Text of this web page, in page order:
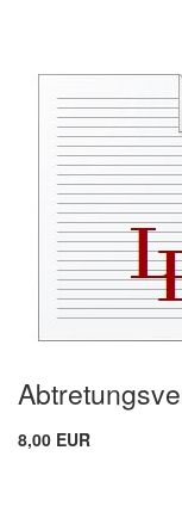
8,00 EUR